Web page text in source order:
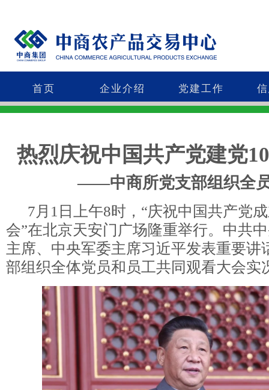
首页 企业介绍 党建工作
热烈庆祝中国共产党建党
——中商所党支部组织全员
7月1日上午8时，“庆祝中国共产党成
会”在北京天安门广场隆重举行。中共
主席、中央军委主席习近平发表重要讲
部组织全体党员和员工共同观看大会实